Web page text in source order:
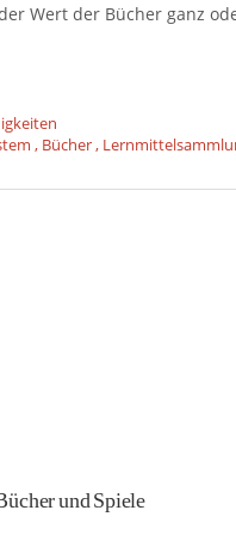
Wert der Bücher ganz
, Bücher,
und Spiele